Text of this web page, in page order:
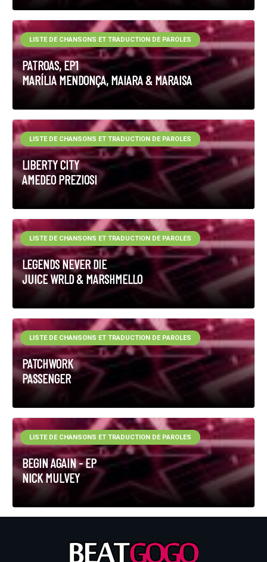
PATROAS, EP1
MARÍLIA MENDONÇA, MAIARA & MARAISA
LISTE DE CHANSONS ET TRADUCTION DE PAROLES
LIBERTY CITY
AMEDEO PREZIOSI
LISTE DE CHANSONS ET TRADUCTION DE PAROLES
LEGENDS NEVER DIE
JUICE WRLD & MARSHMELLO
LISTE DE CHANSONS ET TRADUCTION DE PAROLES
PATCHWORK
PASSENGER
LISTE DE CHANSONS ET TRADUCTION DE PAROLES
BEGIN AGAIN - EP
NICK MULVEY
LISTE DE CHANSONS ET TRADUCTION DE PAROLES